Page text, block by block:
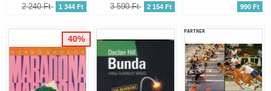
2 240 Ft 1 344 Ft 3 590 Ft 2 154 Ft 990 Ft
40%
PARTNER